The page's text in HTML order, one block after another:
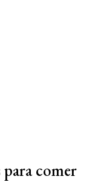
para comer